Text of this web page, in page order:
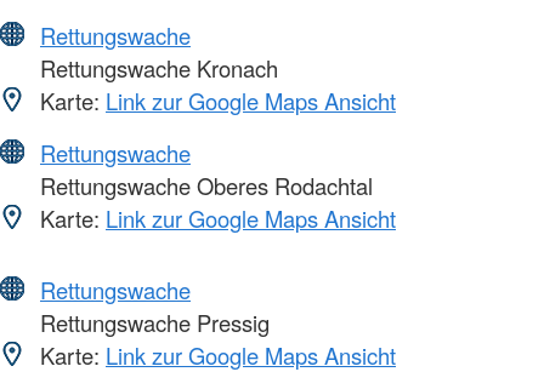
Rettungswache
Rettungswache Kronach
Karte: Link zur Google Maps Ansicht
Rettungswache
Rettungswache Oberes Rodachtal
Karte: Link zur Google Maps Ansicht
Rettungswache
Rettungswache Pressig
Karte: Link zur Google Maps Ansicht